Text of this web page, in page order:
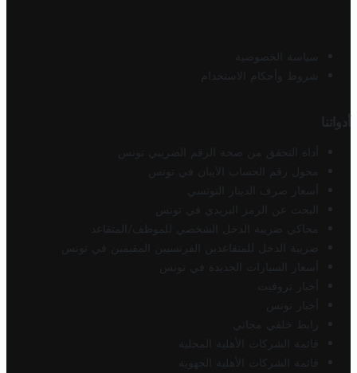
سياسة الخصوصية
شروط وأحكام الاستخدام
أدواتنا
أداة التحقق من صحة الرقم الضريبي تونس
محول رقم الحساب الآيبان في تونس
أسعار صرف الدينار التونسي
البحث عن الرمز البريدي في تونس
محاكي ضريبة الدخل الشخصي للموظف/المتقاعد
ضريبة الدخل للمتقاعدين الفرنسيين المقيمين في تونس
أسعار السيارات الجديدة في تونس
أخبار تروفيت
أخبار تونس
رابط خلفي مجاني
قائمة الشركات الأهلية المحلية
قائمة الشركات الأهلية الجهوية